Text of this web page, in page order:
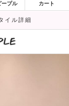
ープル カート
イル詳細